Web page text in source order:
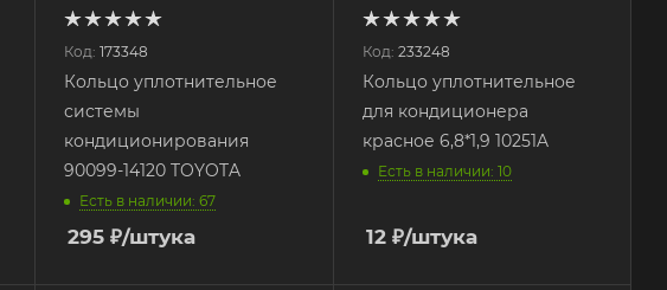
Код: 173348
Кольцо уплотнительное
системы
кондиционирования
90099-14120 TOYOTA
Есть в наличии: 67
295 ₽/штука
Код: 233248
Кольцо уплотнительное
для кондиционера
красное 6,8*1,9 10251A
Есть в наличии: 10
12₽/штука